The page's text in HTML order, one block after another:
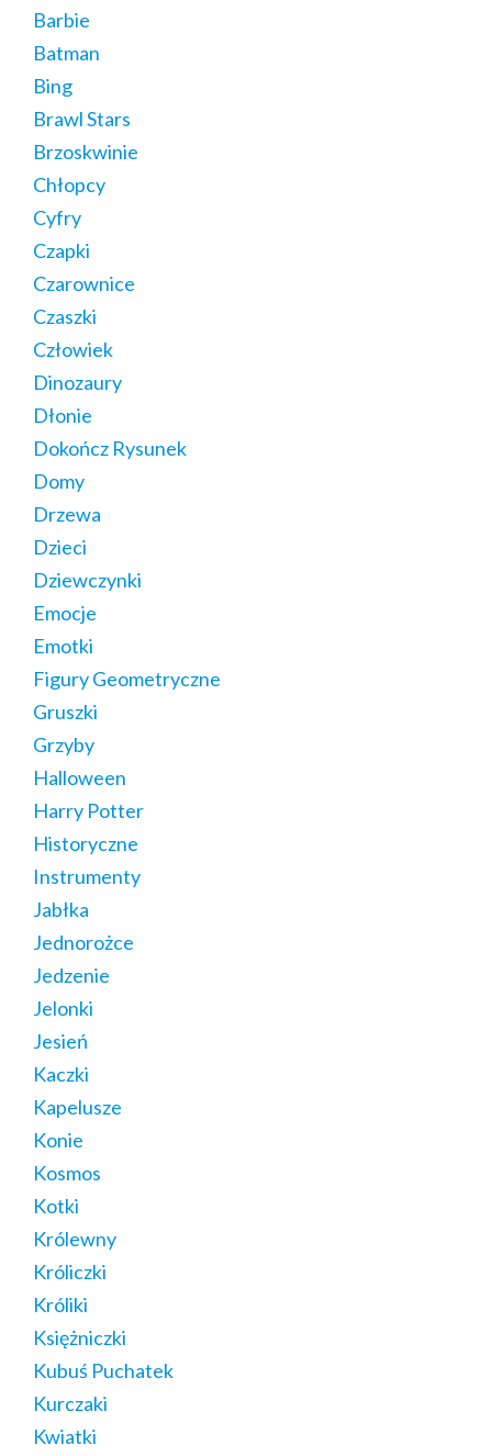
Barbie
Batman
Bing
Brawl Stars
Brzoskwinie
Chłopcy
Cyfry
Czapki
Czarownice
Czaszki
Człowiek
Dinozaury
Dłonie
Dokończ Rysunek
Domy
Drzewa
Dzieci
Dziewczynki
Emocje
Emotki
Figury Geometryczne
Gruszki
Grzyby
Halloween
Harry Potter
Historyczne
Instrumenty
Jabłka
Jednorożce
Jedzenie
Jelonki
Jesień
Kaczki
Kapelusze
Konie
Kosmos
Kotki
Królewny
Króliczki
Króliki
Księżniczki
Kubuś Puchatek
Kurczaki
Kwiatki